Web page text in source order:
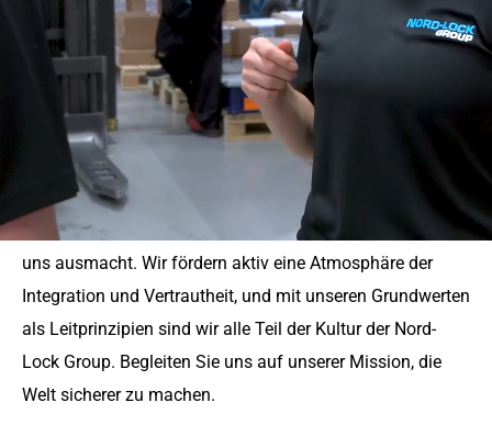
KARRIEREMÖGLICHKEI
TEN BEI DER NORD-
LOCK GROUP
Unsere einzigartige organisatorische Identität ist das, was
uns ausmacht. Wir fördern aktiv eine Atmosphäre der
Integration und Vertrautheit, und mit unseren Grundwerten
als Leitprinzipien sind wir alle Teil der Kultur der Nord-
Lock Group. Begleiten Sie uns auf unserer Mission, die
Welt sicherer zu machen.